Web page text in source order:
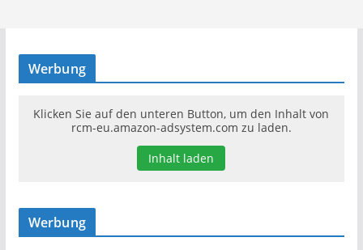
Werbung
Klicken Sie auf den unteren Button, um den Inhalt von
rcm-eu.amazon-adsystem.com zu laden.
Inhalt laden
Werbung